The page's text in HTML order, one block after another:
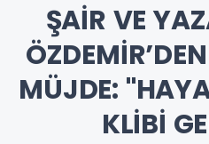
ŞAİR VE
MÜJDE:
KLİBİ